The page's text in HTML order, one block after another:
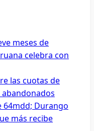
meses de
celebra con
las cuotas de
64mdd; Durango
más recibe